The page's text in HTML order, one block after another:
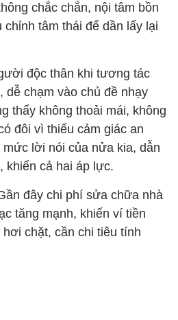
chắc chắn, nội tâm bồn
chỉnh tâm thái để dần lấy lại
độc thân khi tương tác
dễ chạm vào chủ đề nhạy
thấy không thoải mái, không
đôi vì thiếu cảm giác an
lời nói của nửa kia, dẫn
khiến cả hai áp lực.
đây chi phí sửa chữa nhà
tăng mạnh, khiến ví tiền
chặt, cần chi tiêu tính